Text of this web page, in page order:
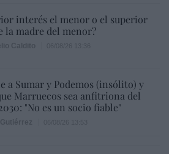
interés el menor o el superior
la madre del menor?
a Sumar y Podemos (insólito) y
Marruecos sea anfitriona del
"No es un socio fiable"